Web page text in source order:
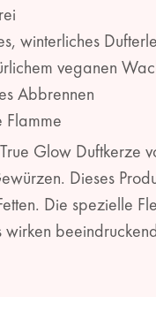
winterliches
veganen
Abbrennen
Flamme
Glow Duftkerze
Dieses
Die spezielle
wirken